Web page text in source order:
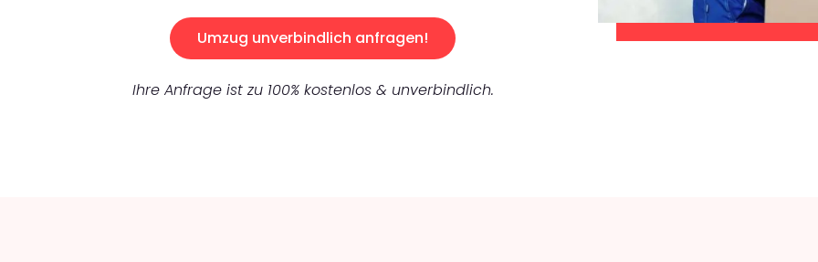
Umzug unverbindlich anfragen!
Ihre Anfrage ist zu 100% kostenlos & unverbindlich.